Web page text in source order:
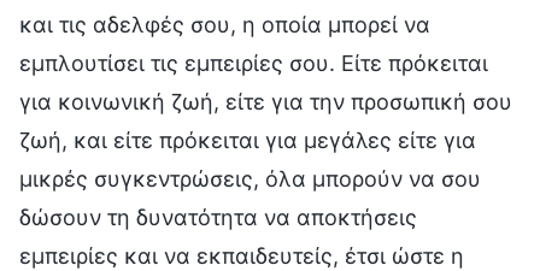
και τις αδελφές σου, η οποία μπορεί να
εμπλουτίσει τις εμπειρίες σου. Είτε πρόκειται
για κοινωνική ζωή, είτε για την προσωπική σου
ζωή, και είτε πρόκειται για μεγάλες είτε για
μικρές συγκεντρώσεις, όλα μπορούν να σου
δώσουν τη δυνατότητα να αποκτήσεις
εμπειρίες και να εκπαιδευτείς, έτσι ώστε η